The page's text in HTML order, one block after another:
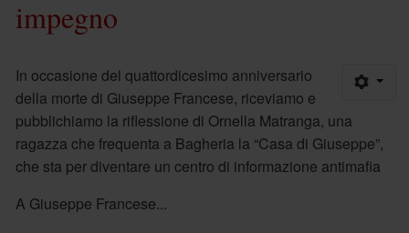
impegno
In occasione del quattordicesimo anniversario
della morte di Giuseppe Francese, riceviamo e
pubblichiamo la riflessione di Ornella Matranga, una
ragazza che frequenta a Bagheria la “Casa di Giuseppe”,
che sta per diventare un centro di informazione antimafia
A Giuseppe Francese...